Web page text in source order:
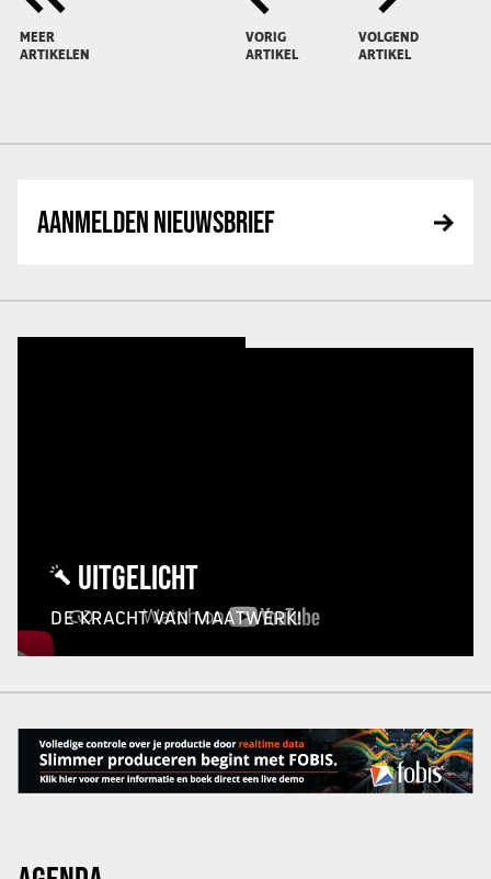
MEER
ARTIKELEN
VORIG
ARTIKEL
VOLGEND
ARTIKEL
AANMELDEN NIEUWSBRIEF
UITGELICHT
DE KRACHT VAN MAATWERK!